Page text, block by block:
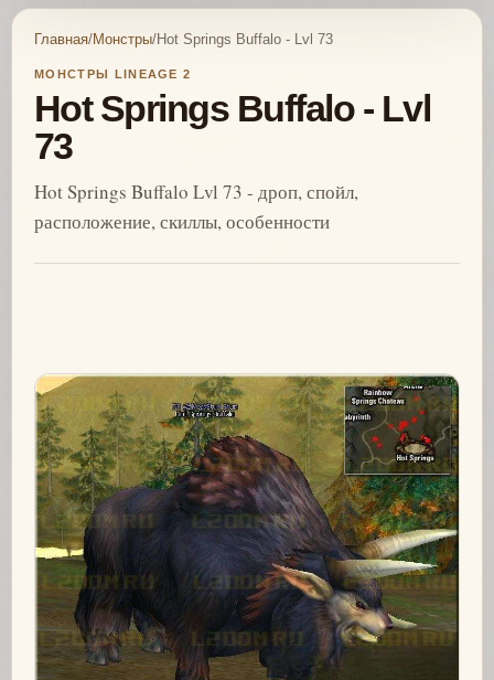
Главная/Монстры/Hot Springs Buffalo - Lvl 73
МОНСТРЫ LINEAGE 2
Hot Springs Buffalo - Lvl
73
Hot Springs Buffalo Lvl 73 - дроп, спойл,
расположение, скиллы, особенности